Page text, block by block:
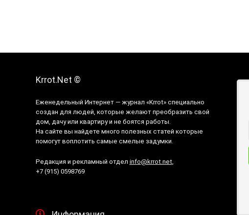
Krrot.Net ©
Еженедельный Интернет — журнал «Krrot» специально
создан для людей, которые желают преобразить свой
дом, дачу или квартиру и не боятся работы.
На сайте вы найдете много полезных статей которые
помогут воплотить самые смелые задумки.
Редакция и рекламный отдел info@krrot.net,
+7 (915) 0598769